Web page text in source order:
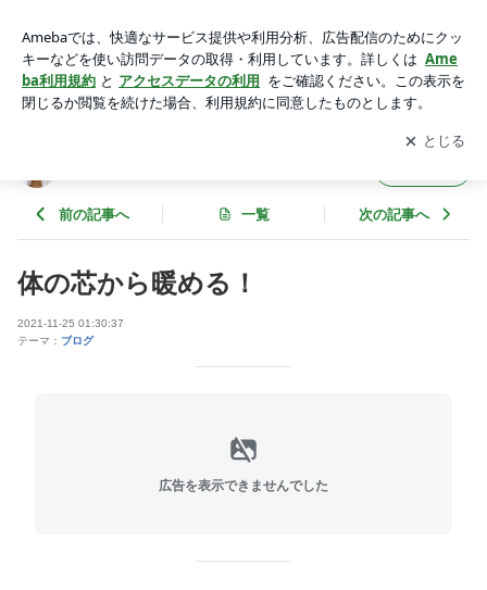
ト）
アプリをダウンロードして ブログの更新通知
を受け取りまし
ょう。
開く
前の記事へ 一覧 次の記事へ
体の芯から暖める！
2021-11-25 01:30:37
テーマ： ブログ
広告を表示できませんでした